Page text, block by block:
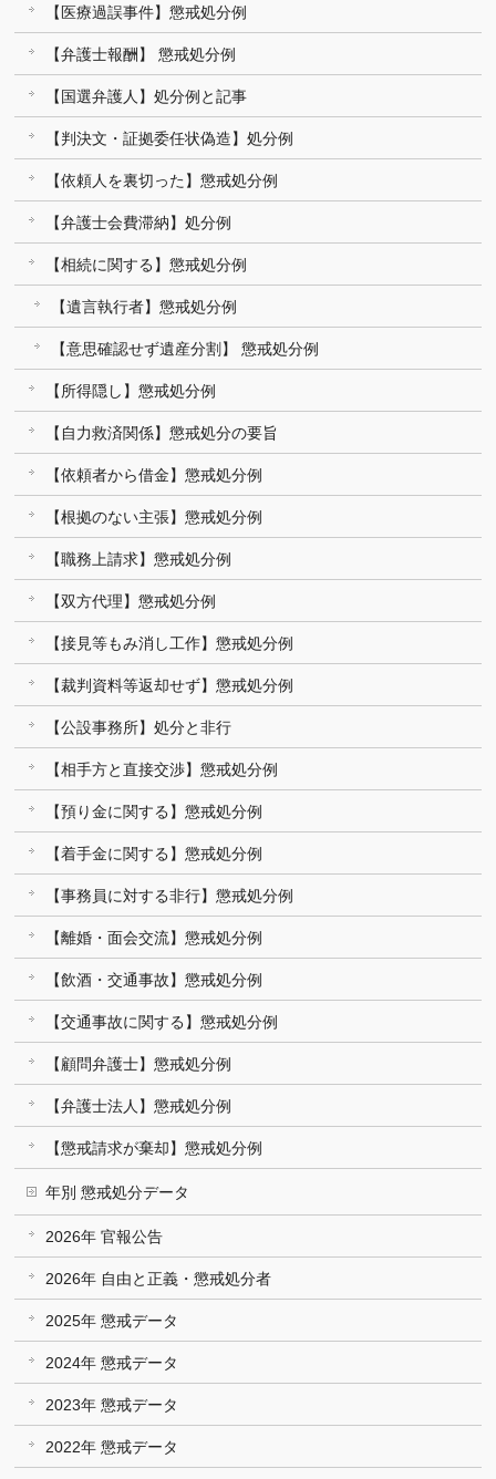
【医療過誤事件】懲戒処分例
【弁護士報酬】 懲戒処分例
【国選弁護人】処分例と記事
【判決文・証拠委任状偽造】処分例
【依頼人を裏切った】懲戒処分例
【弁護士会費滞納】処分例
【相続に関する】懲戒処分例
【遺言執行者】懲戒処分例
【意思確認せず遺産分割】 懲戒処分例
【所得隠し】懲戒処分例
【自力救済関係】懲戒処分の要旨
【依頼者から借金】懲戒処分例
【根拠のない主張】懲戒処分例
【職務上請求】懲戒処分例
【双方代理】懲戒処分例
【接見等もみ消し工作】懲戒処分例
【裁判資料等返却せず】懲戒処分例
【公設事務所】処分と非行
【相手方と直接交渉】懲戒処分例
【預り金に関する】懲戒処分例
【着手金に関する】懲戒処分例
【事務員に対する非行】懲戒処分例
【離婚・面会交流】懲戒処分例
【飲酒・交通事故】懲戒処分例
【交通事故に関する】懲戒処分例
【顧問弁護士】懲戒処分例
【弁護士法人】懲戒処分例
【懲戒請求が棄却】懲戒処分例
年別 懲戒処分データ
2026年 官報公告
2026年 自由と正義・懲戒処分者
2025年 懲戒データ
2024年 懲戒データ
2023年 懲戒データ
2022年 懲戒データ